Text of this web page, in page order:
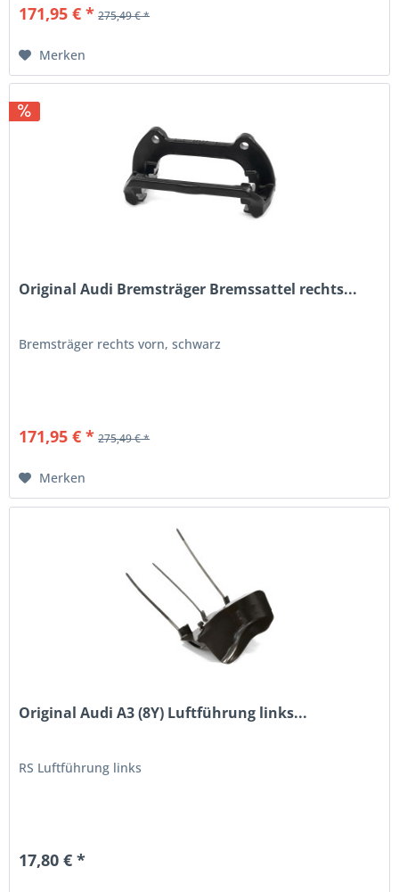
171,95 € * 275,49 € *
Merken
Original Audi Bremsträger Bremssattel rechts...
Bremsträger rechts vorn, schwarz
171,95 € * 275,49 € *
Merken
Original Audi A3 (8Y) Luftführung links...
RS Luftführung links
17,80 € *